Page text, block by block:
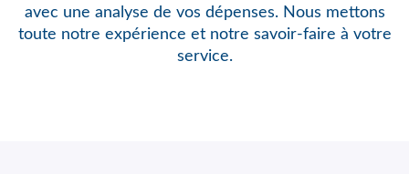
avec une analyse de vos dépenses. Nous mettons
toute notre expérience et notre savoir-faire à votre
service.